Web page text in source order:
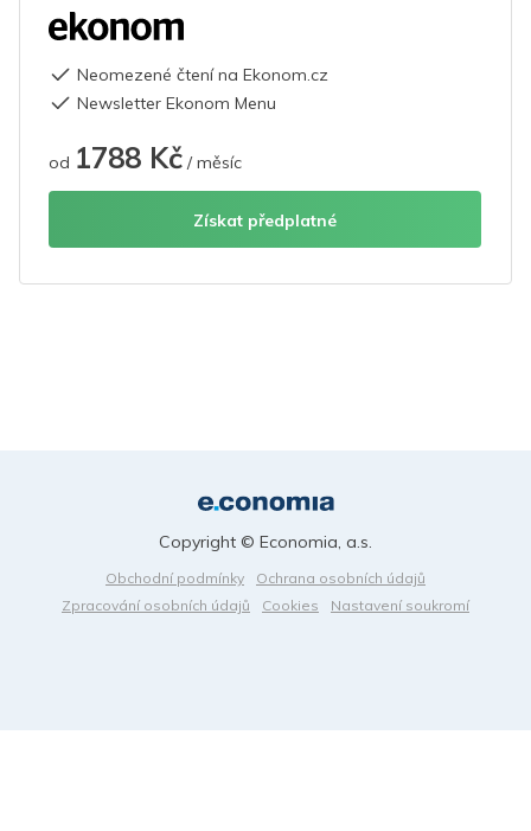
Neomezené čtení na Ekonom.cz
Newsletter Ekonom Menu
od 1788 Kč / měsíc
Získat předplatné
Obchodní podmínky
Ochrana osobních údajů
Zpracování osobních údajů
Cookies Nastavení soukromí
Copyright © Economia, a.s.